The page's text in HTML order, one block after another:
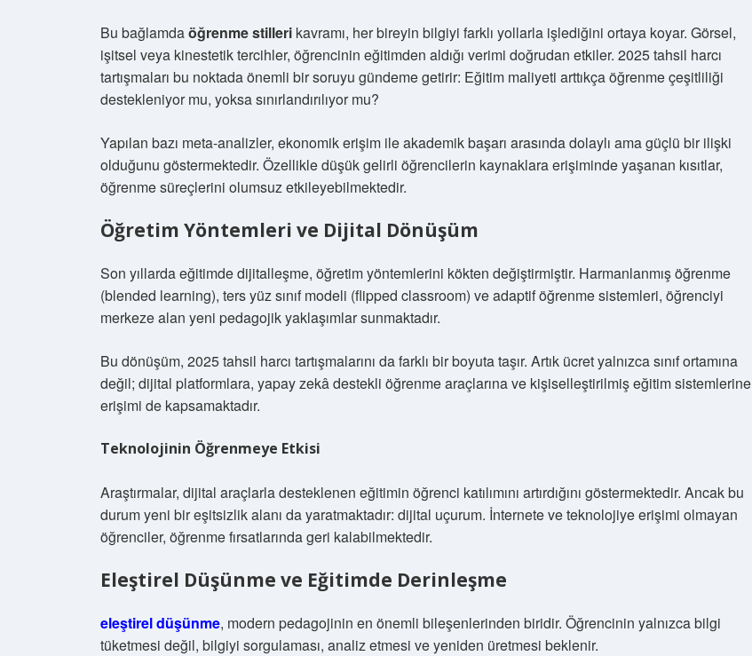
Bu bağlamdaöğrenme stilleri kavramı, her bireyin bilgiyi farklı yollarla işlediğini ortaya koyar. Görsel,
işitsel veya kinestetik tercihler, öğrencinin eğitimden aldığı verimi doğrudan etkiler. 2025 tahsil harcı
tartışmaları bu noktada önemli bir soruyu gündeme getirir: Eğitim maliyeti arttıkça öğrenme çeşitliliği
destekleniyor mu, yoksa sınırlandırılıyor mu?
Yapılan bazı meta-analizler, ekonomik erişim ile akademik başarı arasında dolaylı ama güçlü bir ilişki
olduğunu göstermektedir. Özellikle düşük gelirli öğrencilerin kaynaklara erişiminde yaşanan kısıtlar,
öğrenme süreçlerini olumsuz etkileyebilmektedir.
Öğretim Yöntemleri ve Dijital Dönüşüm
Son yıllarda eğitimde dijitalleşme, öğretim yöntemlerini kökten değiştirmiştir. Harmanlanmış öğrenme
(blended learning), ters yüz sınıf modeli (flipped classroom) ve adaptif öğrenme sistemleri, öğrenciyi
merkeze alan yeni pedagojik yaklaşımlar sunmaktadır.
Bu dönüşüm, 2025 tahsil harcı tartışmalarını da farklı bir boyuta taşır. Artık ücret yalnızca sınıf ortamına
değil; dijital platformlara, yapay zekâ destekli öğrenme araçlarına ve kişiselleştirilmiş eğitim sistemlerine
erişimi de kapsamaktadır.
Teknolojinin Öğrenmeye Etkisi
Araştırmalar, dijital araçlarla desteklenen eğitimin öğrenci katılımını artırdığını göstermektedir. Ancak bu
durum yeni bir eşitsizlik alanı da yaratmaktadır: dijital uçurum. İnternete ve teknolojiye erişimi olmayan
öğrenciler, öğrenme fırsatlarında geri kalabilmektedir.
Eleştirel Düşünme ve Eğitimde Derinleşme
eleştirel düşünme, modern pedagojinin en önemli bileşenlerinden biridir. Öğrencinin yalnızca bilgi
tüketmesi değil, bilgiyi sorgulaması, analiz etmesi ve yeniden üretmesi beklenir.